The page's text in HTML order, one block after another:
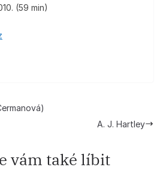
(59 min)
A. J. Hartley
vám také líbit